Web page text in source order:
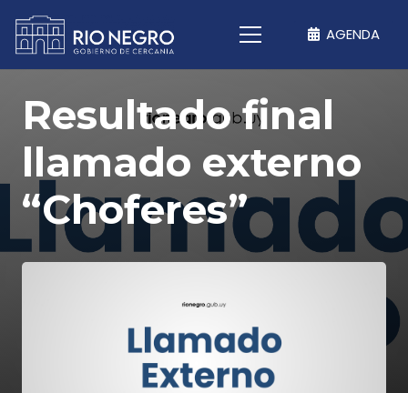
AGENDA
Resultado final
llamado externo
“Choferes”